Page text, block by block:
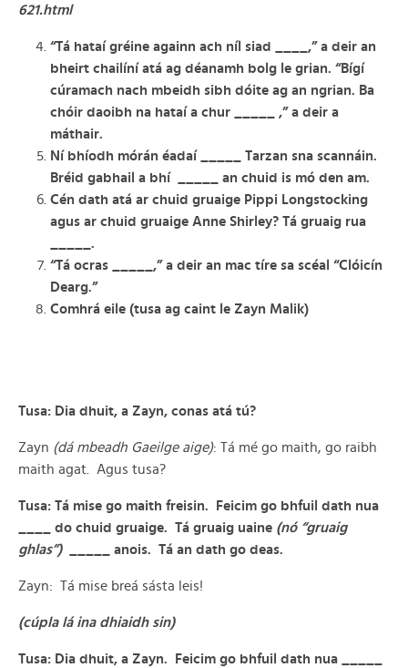
621.html
“Tá hataí gréine againn ach níl siad ____,” a deir an
bheirt chailíní atá ag déanamh bolg le grian. “Bígí
cúramach nach mbeidh sibh dóite ag an ngrian. Ba
chóir daoibh na hataí a chur _____ ,” a deir a
máthair.
Ní bhíodh mórán éadaí _____ Tarzan sna scannáin.
Bréid gabhail a bhí _____ an chuid is mó den am.
Cén dath atá ar chuid gruaige Pippi Longstocking
agus ar chuid gruaige Anne Shirley? Tá gruaig rua
_____.
“Tá ocras _____,” a deir an mac tíre sa scéal “Clóicín
Dearg.”
Comhrá eile (tusa ag caint le Zayn Malik)
Tusa: Dia dhuit, a Zayn, conas atá tú?
Zayn (dá mbeadh Gaeilge aige): Tá mé go maith, go raibh
maith agat. Agus tusa?
Tusa: Tá mise go maith freisin. Feicim go bhfuil dath nua
____ do chuid gruaige. Tá gruaig uaine (nó “gruaig
ghlas”)_____ anois. Tá an dath go deas.
Zayn: Tá mise breá sásta leis!
(cúpla lá ina dhiaidh sin)
Tusa: Dia dhuit, a Zayn. Feicim go bhfuil dath nua _____